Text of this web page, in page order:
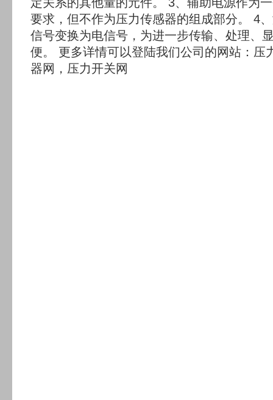
要求，但不作为压力传感器的组成部分。 4
信号变换为电信号，为进一步传输、处理、
便。 更多详情可以登陆我们公司的网站：压
器网，压力开关网